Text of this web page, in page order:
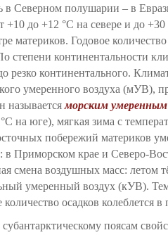
в Северном полушарии – в
+10 до +12 °С на севере и до
материков. Годовое
степени континентальности
резко континентального.
умеренного воздуха (мУВ),
называетсяморским
на юге), мягкая зима с
побережий материков
в Приморском крае и Северо-
смена воздушных масс:
умеренный воздух (кУВ).
осадков колеблется
поясам